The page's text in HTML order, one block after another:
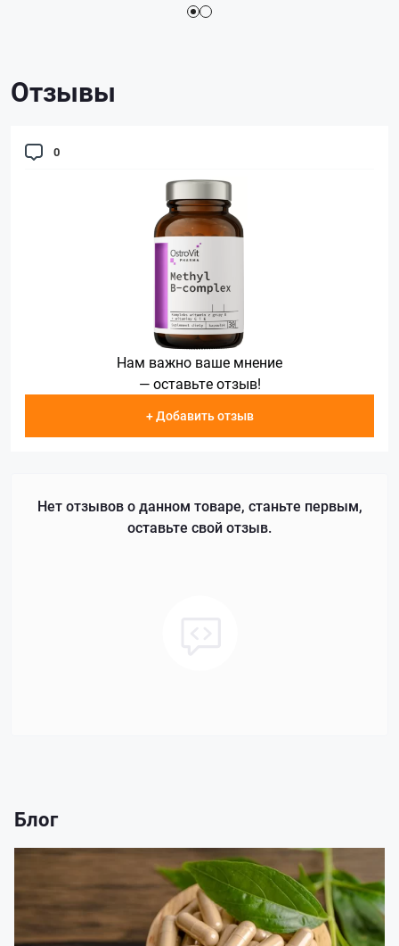
Отзывы
0
Нам важно ваше мнение
— оставьте отзыв!
+ Добавить отзыв
Нет отзывов о данном товаре, станьте первым,
оставьте свой отзыв.
Блог